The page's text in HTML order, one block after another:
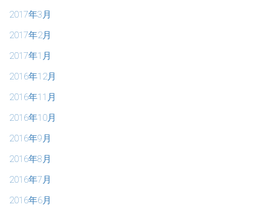
2017年3月
2017年2月
2017年1月
2016年12月
2016年11月
2016年10月
2016年9月
2016年8月
2016年7月
2016年6月